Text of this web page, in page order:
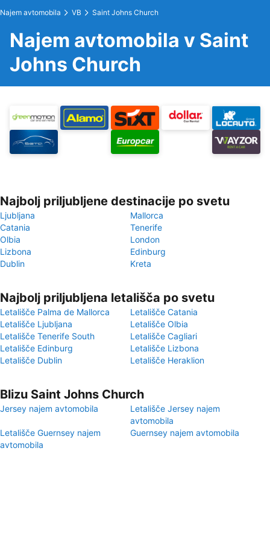
Najem avtomobila VB Saint Johns Church
Najem avtomobila v Saint
Johns Church
Najbolj priljubljene destinacije po svetu
Ljubljana
Mallorca
Catania
Tenerife
Olbia
London
Lizbona
Edinburg
Dublin
Kreta
Najbolj priljubljena letališča po svetu
Letališče Palma de Mallorca
Letališče Catania
Letališče Ljubljana
Letališče Olbia
Letališče Tenerife South
Letališče Cagliari
Letališče Edinburg
Letališče Lizbona
Letališče Dublin
Letališče Heraklion
Blizu Saint Johns Church
Jersey najem avtomobila
Letališče Jersey najem
avtomobila
Letališče Guernsey najem
avtomobila
Guernsey najem avtomobila